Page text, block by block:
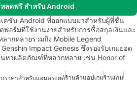
ลดฟรี สำหรับ Android
เคชัน Android ที่ออกแบบมาสำหรับผู้ที่ชื่น
ฟอร์มที่ใช้งานง่ายสำหรับการซื้อสกุลเงินและ
ากหลายรวมถึง Mobile Legend
Impact Genesis ซึ่งรองรับเกมยอด
หาผลิตภัณฑ์ที่หลากหลาย เช่น Honor of
บราคาสำหรับแอนดรอยด์ร้านค้าแอปเกมร้านเกม